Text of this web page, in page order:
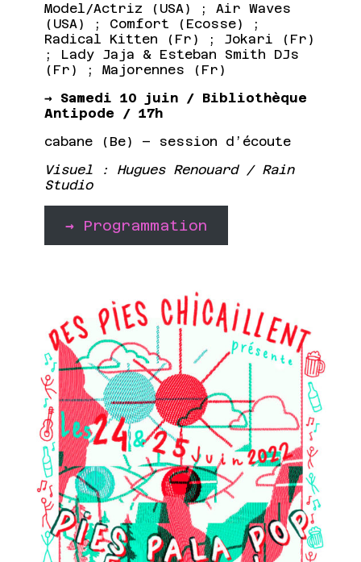
Model/Actriz (USA) ; Air Waves
(USA) ; Comfort (Ecosse) ;
Radical Kitten (Fr) ; Jokari (Fr)
; Lady Jaja & Esteban Smith DJs
(Fr) ; Majorennes (Fr)
→ Samedi 10 juin / Bibliothèque
Antipode / 17h
cabane (Be) – session d’écoute
Visuel : Hugues Renouard / Rain
Studio
→Programmation